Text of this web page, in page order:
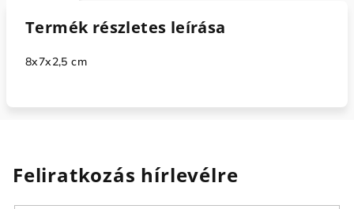
Termék részletes leírása
8x7x2,5 cm
Feliratkozás hírlevélre